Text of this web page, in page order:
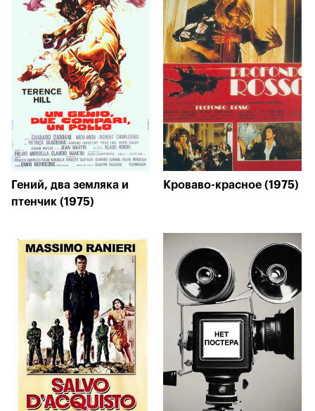
Гений, два земляка и
птенчик (1975)
Кроваво-красное (1975)